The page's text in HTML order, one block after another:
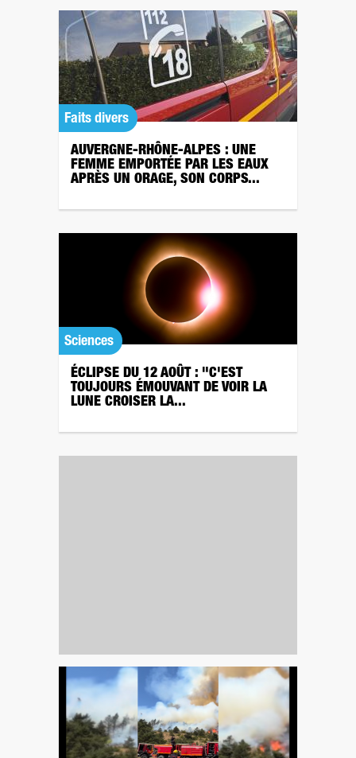
Faits divers
AUVERGNE-RHÔNE-ALPES : UNE
FEMME EMPORTÉE PAR LES EAUX
APRÈS UN ORAGE, SON CORPS...
Sciences
ÉCLIPSE DU 12 AOÛT : "C'EST
TOUJOURS ÉMOUVANT DE VOIR LA
LUNE CROISER LA...